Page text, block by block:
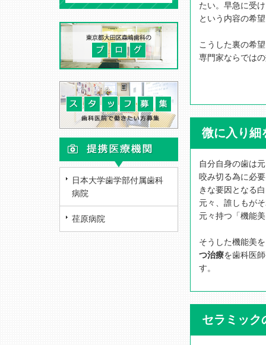
たい。早急に受
という内容の希
こうした裏の希
専門家ならでは
微に入り細
自分自身の歯は
咬み切る為に必
きな要因となる
元々、誰しもが
元々持つ「機能
そうした機能美
つ治療を歯科医
す。
セラミック
日本大学歯学部付属歯科
病院
荏原病院